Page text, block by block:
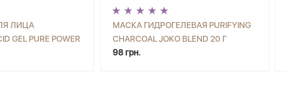
ЛИЦА
GEL PURE POWER
МАСКА ГИДРОГЕЛЕВАЯ PURIFYING
CHARCOAL JOKO BLEND 20 Г
98 грн.
-